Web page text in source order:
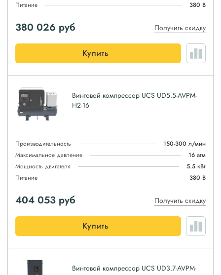
Питание
380 В
380 026 руб Получить скидку
Купить
Винтовой компрессор UCS UD5.5-AVPM-
H2-16
Производительность
150-300 л/мин
Максимальное давление
16 атм
Мощность двигателя
5.5 кВт
Питание
380 В
404 053 руб Получить скидку
Купить
Винтовой компрессор UCS UD3.7-AVPM-